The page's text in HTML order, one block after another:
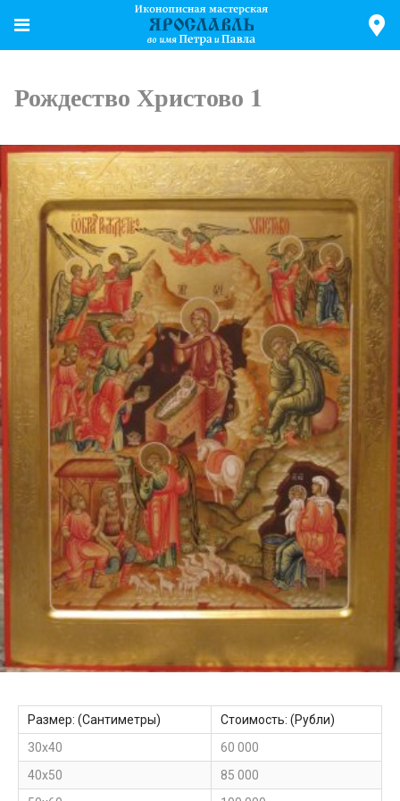
Рождество Христово 1
Размер: (Сантиметры)
Стоимость: (Рубли)
30х40
60 000
40х50
85 000